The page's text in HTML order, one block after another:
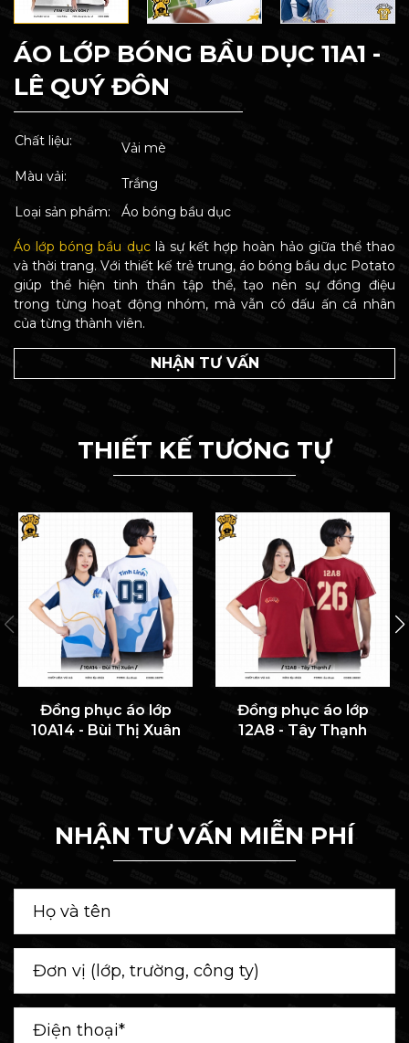
ÁO LỚP BÓNG BẦU DỤC 11A1 -
LÊ QUÝ ĐÔN
Chất liệu:
Vải mè
Màu vải:
Trắng
Loại sản phẩm:
Áo bóng bầu dục
Áo lớp bóng bầu dụclà sự kết hợp hoàn hảo giữa thể thao
và thời trang. Với thiết kế trẻ trung, áo bóng bầu dục Potato
giúp thể hiện tinh thần tập thể, tạo nên sự đồng điệu
trong từng hoạt động nhóm, mà vẫn có dấu ấn cá nhân
của từng thành viên.
NHẬN TƯ VẤN
THIẾT KẾ TƯƠNG TỰ
Đồng phục áo lớp
10A14 - Bùi Thị Xuân
Đồng phục áo lớp
12A8 - Tây Thạnh
NHẬN TƯ VẤN MIỄN PHÍ